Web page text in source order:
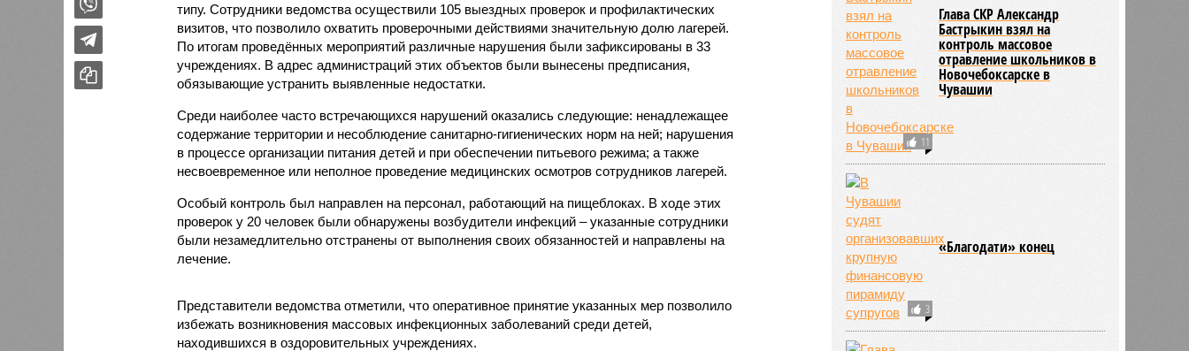
типу. Сотрудники ведомства осуществили 105 выездных проверок и профилактических
визитов, что позволило охватить проверочными действиями значительную долю лагерей.
По итогам проведённых мероприятий различные нарушения были зафиксированы в 33
учреждениях. В адрес администраций этих объектов были вынесены предписания,
обязывающие устранить выявленные недостатки.
Среди наиболее часто встречающихся нарушений оказались следующие: ненадлежащее
содержание территории и несоблюдение санитарно-гигиенических норм на ней; нарушения
в процессе организации питания детей и при обеспечении питьевого режима; а также
несвоевременное или неполное проведение медицинских осмотров сотрудников лагерей.
Особый контроль был направлен на персонал, работающий на пищеблоках. В ходе этих
проверок у 20 человек были обнаружены возбудители инфекций – указанные сотрудники
были незамедлительно отстранены от выполнения своих обязанностей и направлены на
лечение.
Представители ведомства отметили, что оперативное принятие указанных мер позволило
избежать возникновения массовых инфекционных заболеваний среди детей,
находившихся в оздоровительных учреждениях.
11
Глава СКР Александр
Бастрыкин взял на
контроль массовое
отравление школьников в
Новочебоксарске в
Чувашии
3
«Благодати» конец